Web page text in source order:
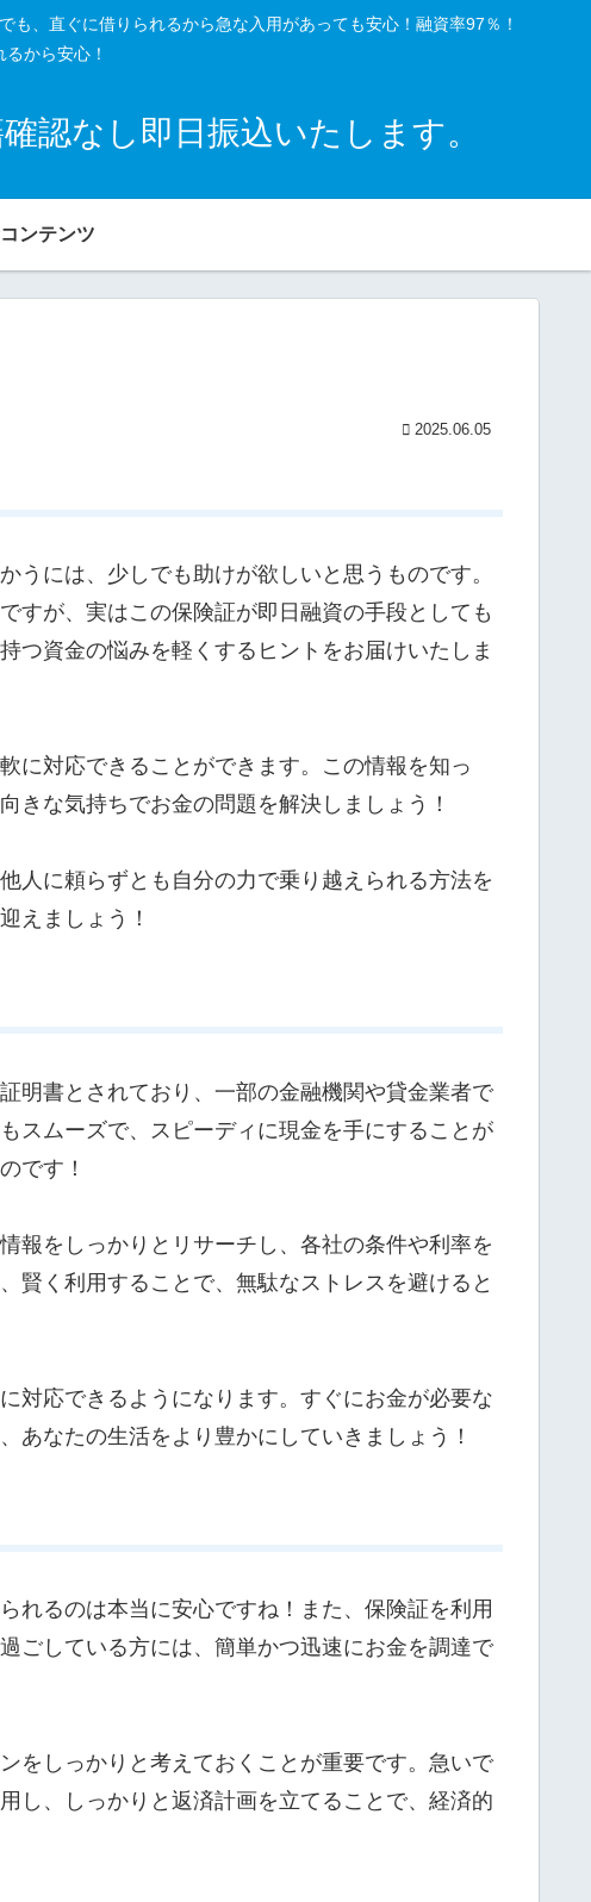
、直ぐに借りられるから急な入用があっても安心！融資率97％！
から安心！
認なし即日振込いたします。
ンテンツ
2025.06.05
には、少しでも助けが欲しいと思うものです。
すが、実はこの保険証が即日融資の手段としても
つ資金の悩みを軽くするヒントをお届けいたしま
に対応できることができます。この情報を知っ
きな気持ちでお金の問題を解決しましょう！
人に頼らずとも自分の力で乗り越えられる方法を
えましょう！
明書とされており、一部の金融機関や貸金業者で
スムーズで、スピーディに現金を手にすることが
です！
報をしっかりとリサーチし、各社の条件や利率を
賢く利用することで、無駄なストレスを避けると
対応できるようになります。すぐにお金が必要な
あなたの生活をより豊かにしていきましょう！
れるのは本当に安心ですね！また、保険証を利用
ごしている方には、簡単かつ迅速にお金を調達で
をしっかりと考えておくことが重要です。急いで
し、しっかりと返済計画を立てることで、経済的